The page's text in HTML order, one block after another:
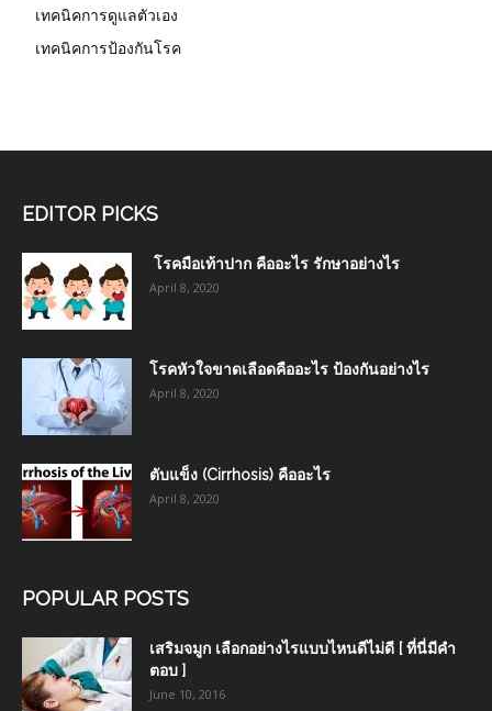
เทคนิคการดูแลตัวเอง
เทคนิคการป้องกันโรค
EDITOR PICKS
โรคมือเท้าปาก คืออะไร รักษาอย่างไร
April 8, 2020
โรคหัวใจขาดเลือดคืออะไร ป้องกันอย่างไร
April 8, 2020
ตับแข็ง (Cirrhosis) คืออะไร
April 8, 2020
POPULAR POSTS
เสริมจมูก เลือกอย่างไรแบบไหนดีไม่ดี [ ที่นี่มีคำ
ตอบ ]
June 10, 2016